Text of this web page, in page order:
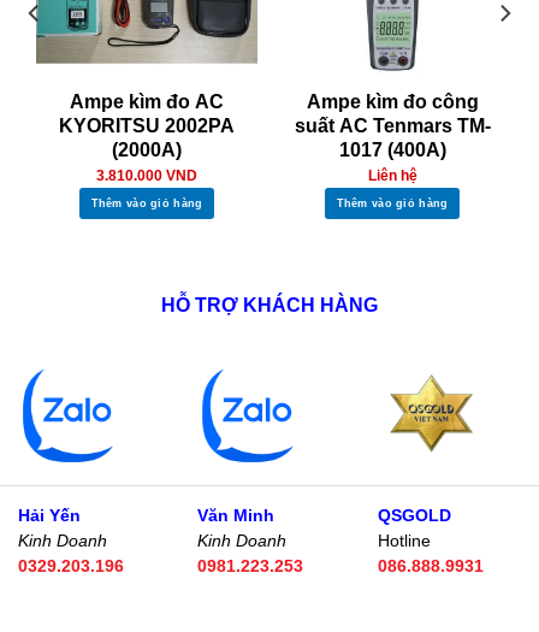
Ampe kìm đo AC
KYORITSU 2002PA
(2000A)
3.810.000 VND
Thêm vào giỏ hàng
Ampe kìm đo công
suất AC Tenmars TM-
1017 (400A)
Liên hệ
Thêm vào giỏ hàng
HỖ TRỢ KHÁCH HÀNG
Hải Yến
Kinh Doanh
0329.203.196
Văn Minh
Kinh Doanh
0981.223.253
QSGOLD
Hotline
086.888.9931